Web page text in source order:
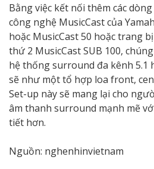
Bằng việc kết nối thêm các
công nghệ MusicCast của
hoặc MusicCast 50 hoặc trang
thứ 2 MusicCast SUB 100,
hệ thống surround đa kênh 5.1
sẽ như một tổ hợp loa front,
Set-up này sẽ mang lại cho
âm thanh surround mạnh mẽ
tiết hơn.
Nguồn: nghenhinvietnam